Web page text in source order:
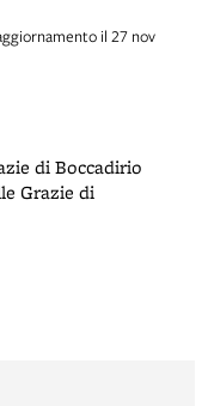
il 27 nov
di Boccadirio
Grazie di